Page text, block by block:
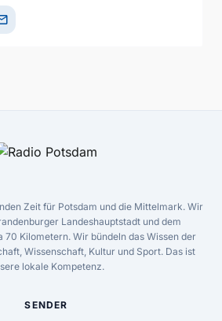
Zeit für Potsdam und die Mittelmark. Wir
Landeshauptstadt und dem
70 Kilometern. Wir bündeln das Wissen der
Wissenschaft, Kultur und Sport. Das ist
lokale Kompetenz.
SENDER